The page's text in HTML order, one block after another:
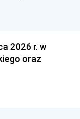
2026 r. w
oraz